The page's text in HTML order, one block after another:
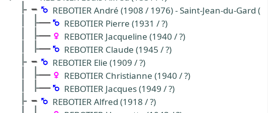
REBOTIER André (1908 / 1976) - Saint-Jean-du-Gard (30)
REBOTIER Pierre (1931 / ?)
REBOTIER Jacqueline (1940 / ?)
REBOTIER Claude (1945 / ?)
REBOTIER Elie (1909 / ?)
REBOTIER Christianne (1940 / ?)
REBOTIER Jacques (1949 / ?)
REBOTIER Alfred (1918 / ?)